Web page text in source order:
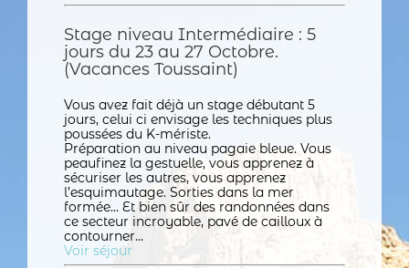
Stage niveau Intermédiaire : 5
jours du 23 au 27 Octobre.
(Vacances Toussaint)
Vous avez fait déjà un stage débutant 5
jours, celui ci envisage les techniques plus
poussées du K-mériste.
Préparation au niveau pagaie bleue. Vous
peaufinez la gestuelle, vous apprenez à
sécuriser les autres, vous apprenez
l’esquimautage. Sorties dans la mer
formée… Et bien sûr des randonnées dans
ce secteur incroyable, pavé de cailloux à
contourner…
Voir séjour